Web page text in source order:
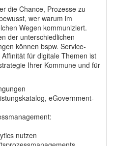
die Chance, Prozesse zu
wer warum im
Wegen kommuniziert.
der unterschiedlichen
können bspw. Service-
für digitale Themen ist
Ihrer Kommune und für
eGovernment-
nutzen